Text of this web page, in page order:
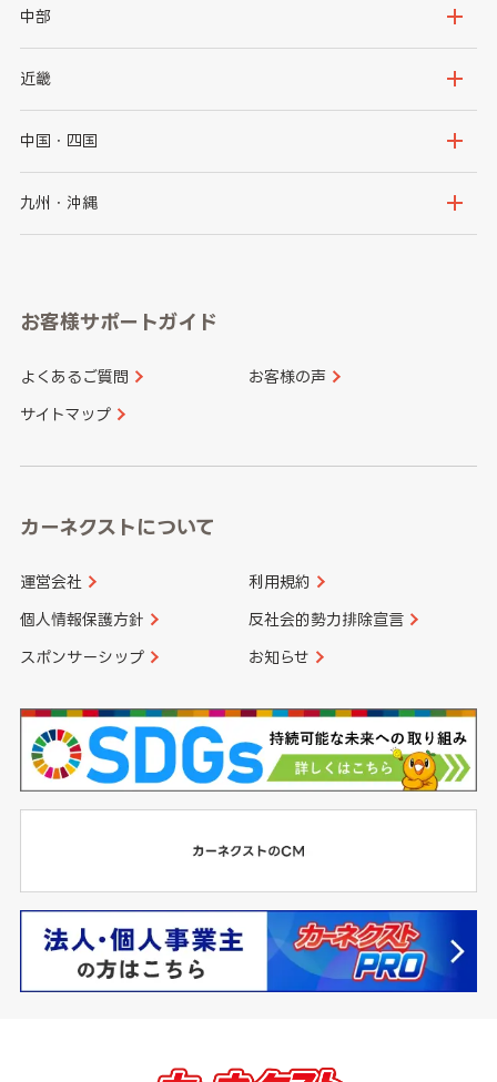
岩手県
秋田県
茨城県
群馬県
千葉県
中部
新潟県
石川県
山梨県
愛知県
近畿
大阪府
京都府
和歌山県
中国・四国
鳥取県
山口県
香川県 愛媛県
九州・沖縄
長崎県
大分県 宮崎県
お客様サポートガイド
よくあるご質問 お客様の声
サイトマップ
カーネクストについて
運営会社 利用規約
個人情報保護方針 反社会的勢力排除宣言
スポンサーシップ お知らせ